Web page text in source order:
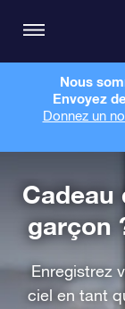
Nous
Envoyez
Donnez un
Cadeau
garçon
Enregistrez
ciel en tant